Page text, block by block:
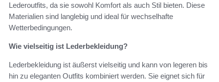
Lederoutfits, da sie sowohl Komfort als auch Stil bieten. Diese
Materialien sind langlebig und ideal für wechselhafte
Wetterbedingungen.
Wie vielseitig ist Lederbekleidung?
Lederbekleidung ist äußerst vielseitig und kann von legeren bis
hin zu eleganten Outfits kombiniert werden. Sie eignet sich für